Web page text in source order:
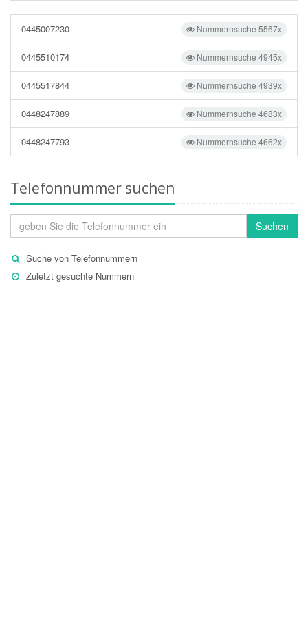
Nummernsuche 5567x
0445007230
Nummernsuche 4945x
0445510174
Nummernsuche 4939x
0445517844
Nummernsuche 4683x
0448247889
Nummernsuche 4662x
0448247793
Telefonnummer suchen
Suchen
Suche von Telefonnummern
Zuletzt gesuchte Nummern